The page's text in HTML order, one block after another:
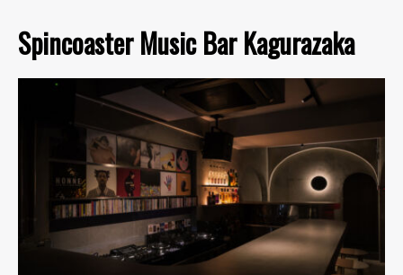
Spincoaster Music Bar Kagurazaka